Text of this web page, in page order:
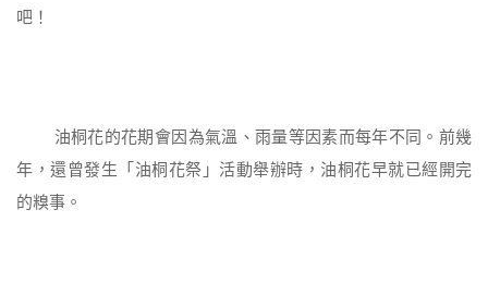
吧！
油桐花的花期會因為氣溫、雨量等因素而每年不同。前幾
年，還曾發生「油桐花祭」活動舉辦時，油桐花早就已經開完
的糗事。